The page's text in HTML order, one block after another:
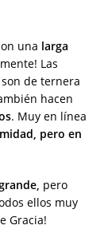
una larga
Las
son de ternera
hacen
. Muy en línea
pero en
pero
ellos muy
Gracia!